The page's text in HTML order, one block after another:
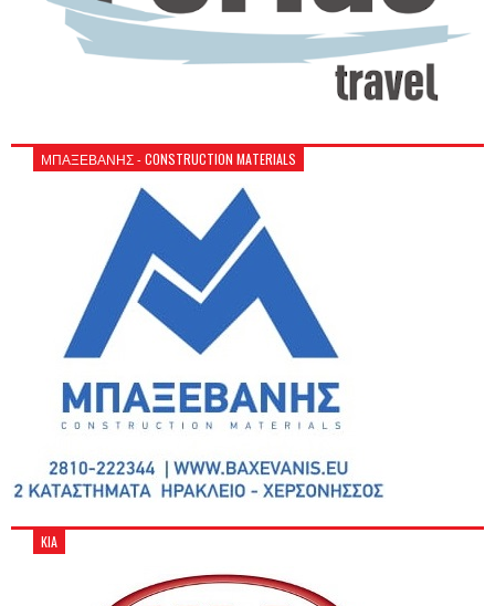
ΜΠΑΞΕΒΑΝΗΣ - CONSTRUCTION MATERIALS
KIA